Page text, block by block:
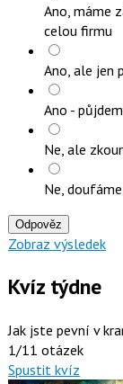
Ano, máme
celou firmu
Ano, ale jen
Ano -
Ne, ale
Ne,
Odpověz
Zobraz výsledek
Kvíz týdne
Jak jste pevní v
1/11 otázek
Spustit kvíz